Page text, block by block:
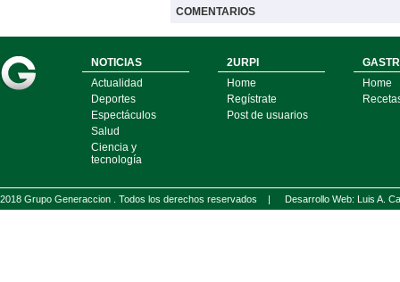
COMENTARIOS
NOTICIAS
Actualidad
Deportes
Espectáculos
Salud
Ciencia y
tecnología
2URPI
Home
Regístrate
Post de usuarios
Home
2018 Grupo Generaccion . Todos los derechos reservados | Desarrollo Web: Luis